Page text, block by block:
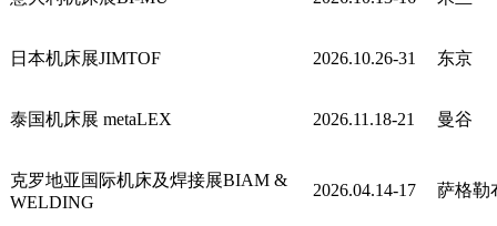
日本机床展JIMTOF 2026.10.26-31 东京
泰国机床展 metaLEX 2026.11.18-21 曼谷
克罗地亚国际机床及焊接展BIAM &
WELDING
2026.04.14-17 萨格勒